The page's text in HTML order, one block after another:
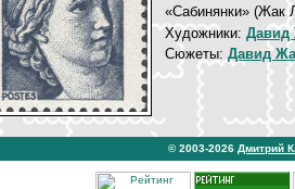
«Сабинянки» (Жак
Художники: Давид
Сюжеты: Давид
© 2003-2026 Дмитрий